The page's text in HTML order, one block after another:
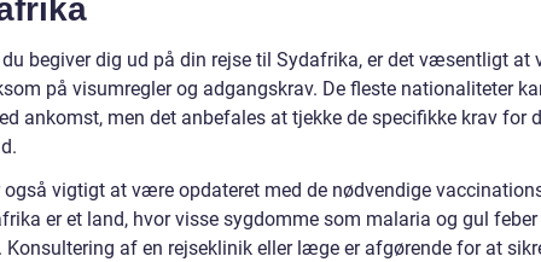
begiver dig ud på din rejse til Sydafrika, er det væsentligt at
på visumregler og adgangskrav. De fleste nationaliteter
ankomst, men det anbefales at tjekke de specifikke krav for
også vigtigt at være opdateret med de nødvendige
er et land, hvor visse sygdomme som malaria og gul feber
Konsultering af en rejseklinik eller læge er afgørende for at